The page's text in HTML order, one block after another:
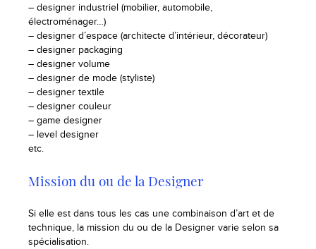
– designer industriel (mobilier, automobile,
électroménager…)
– designer d’espace (architecte d’intérieur, décorateur)
– designer packaging
– designer volume
– designer de mode (styliste)
– designer textile
– designer couleur
– game designer
– level designer
etc.
Mission du ou de la Designer
Si elle est dans tous les cas une combinaison d’art et de
technique, la mission du ou de la Designer varie selon sa
spécialisation.